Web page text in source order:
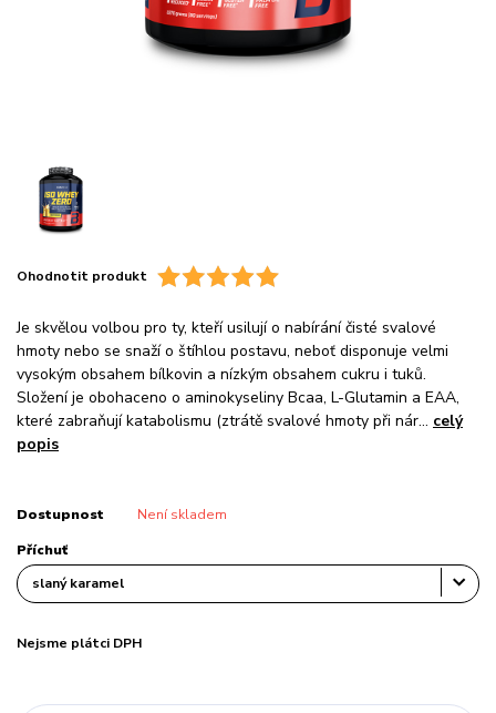
Ohodnotit produkt
Je skvělou volbou pro ty, kteří usilují o nabírání čisté svalové
hmoty nebo se snaží o štíhlou postavu, neboť disponuje velmi
vysokým obsahem bílkovin a nízkým obsahem cukru i tuků.
Složení je obohaceno o aminokyseliny Bcaa, L-Glutamin a EAA,
které zabraňují katabolismu (ztrátě svalové hmoty při nár... celý
popis
Dostupnost Není skladem
Příchuť
Nejsme plátci DPH